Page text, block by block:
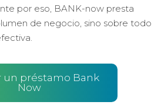
por eso, BANK-now presta
de negocio, sino sobre todo
un préstamo Bank
Now